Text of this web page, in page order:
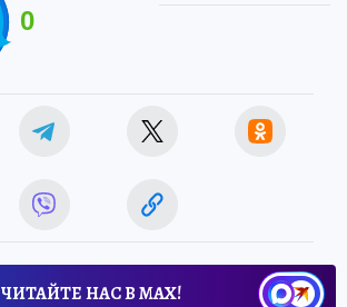
0
ЧИТАЙТЕ НАС В МАХ!